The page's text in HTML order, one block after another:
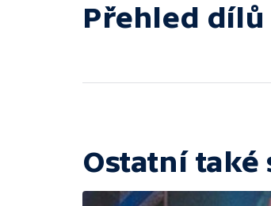
Přehled dílů
Ostatní také